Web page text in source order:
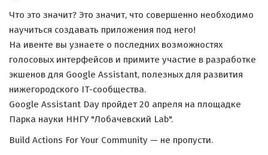
Что это значит? Это значит, что совершенно необходимо
научиться создавать приложения под него!
На ивенте вы узнаете о последних возможностях
голосовых интерфейсов и примите участие в разработке
экшенов для Google Assistant, полезных для развития
нижегородского IT-сообщества.
Google Assistant Day пройдет 20 апреля на площадке
Парка науки ННГУ "Лобачевский Lab".
Build Actions For Your Community — не пропусти.